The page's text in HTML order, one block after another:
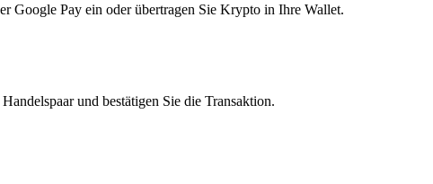
Google Pay ein oder übertragen Sie Krypto in Ihre Wallet.
und bestätigen Sie die Transaktion.